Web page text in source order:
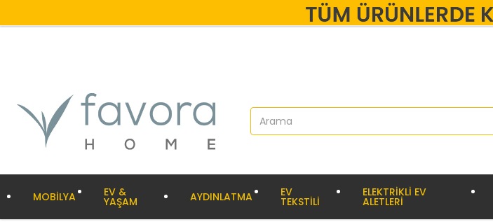
MOBİLYA EV &
YAŞAM AYDINLATMA EV
TEKSTİLİ
ELEKTRİKLİ EV
ALETLERİ